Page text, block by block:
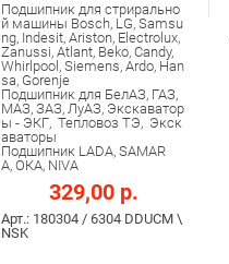
Подшипник для стрирально
й машины Bosch, LG, Samsu
ng, Indesit, Ariston, Electrolux,
Zanussi, Atlant, Beko, Candy,
Whirlpool, Siemens, Ardo, Han
sa, Gorenje
Подшипник для БелАЗ, ГАЗ,
МАЗ, ЗАЗ, ЛуАЗ, Экскаватор
ы - ЭКГ, Тепловоз ТЭ, Экск
аваторы
Подшипник LADA, SAMAR
A, ОКА, NIVA
329,00 р.
Арт.: 180304 / 6304 DDUCM \
NSK